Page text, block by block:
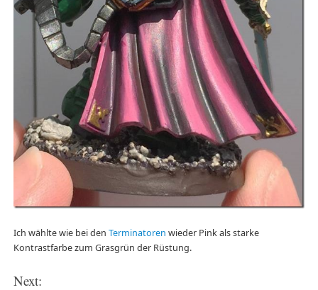
Ich wählte wie bei den Terminatoren wieder Pink als starke
Kontrastfarbe zum Grasgrün der Rüstung.
Next: